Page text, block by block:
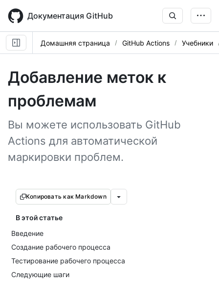
main
content
Документация GitHub
Домашняя страница GitHub Actions Учебники
Добавление меток к
проблемам
Вы можете использовать GitHub
Actions для автоматической
маркировки проблем.
Копировать как Markdown
В этой статье
Введение
Создание рабочего процесса
Тестирование рабочего процесса
Следующие шаги